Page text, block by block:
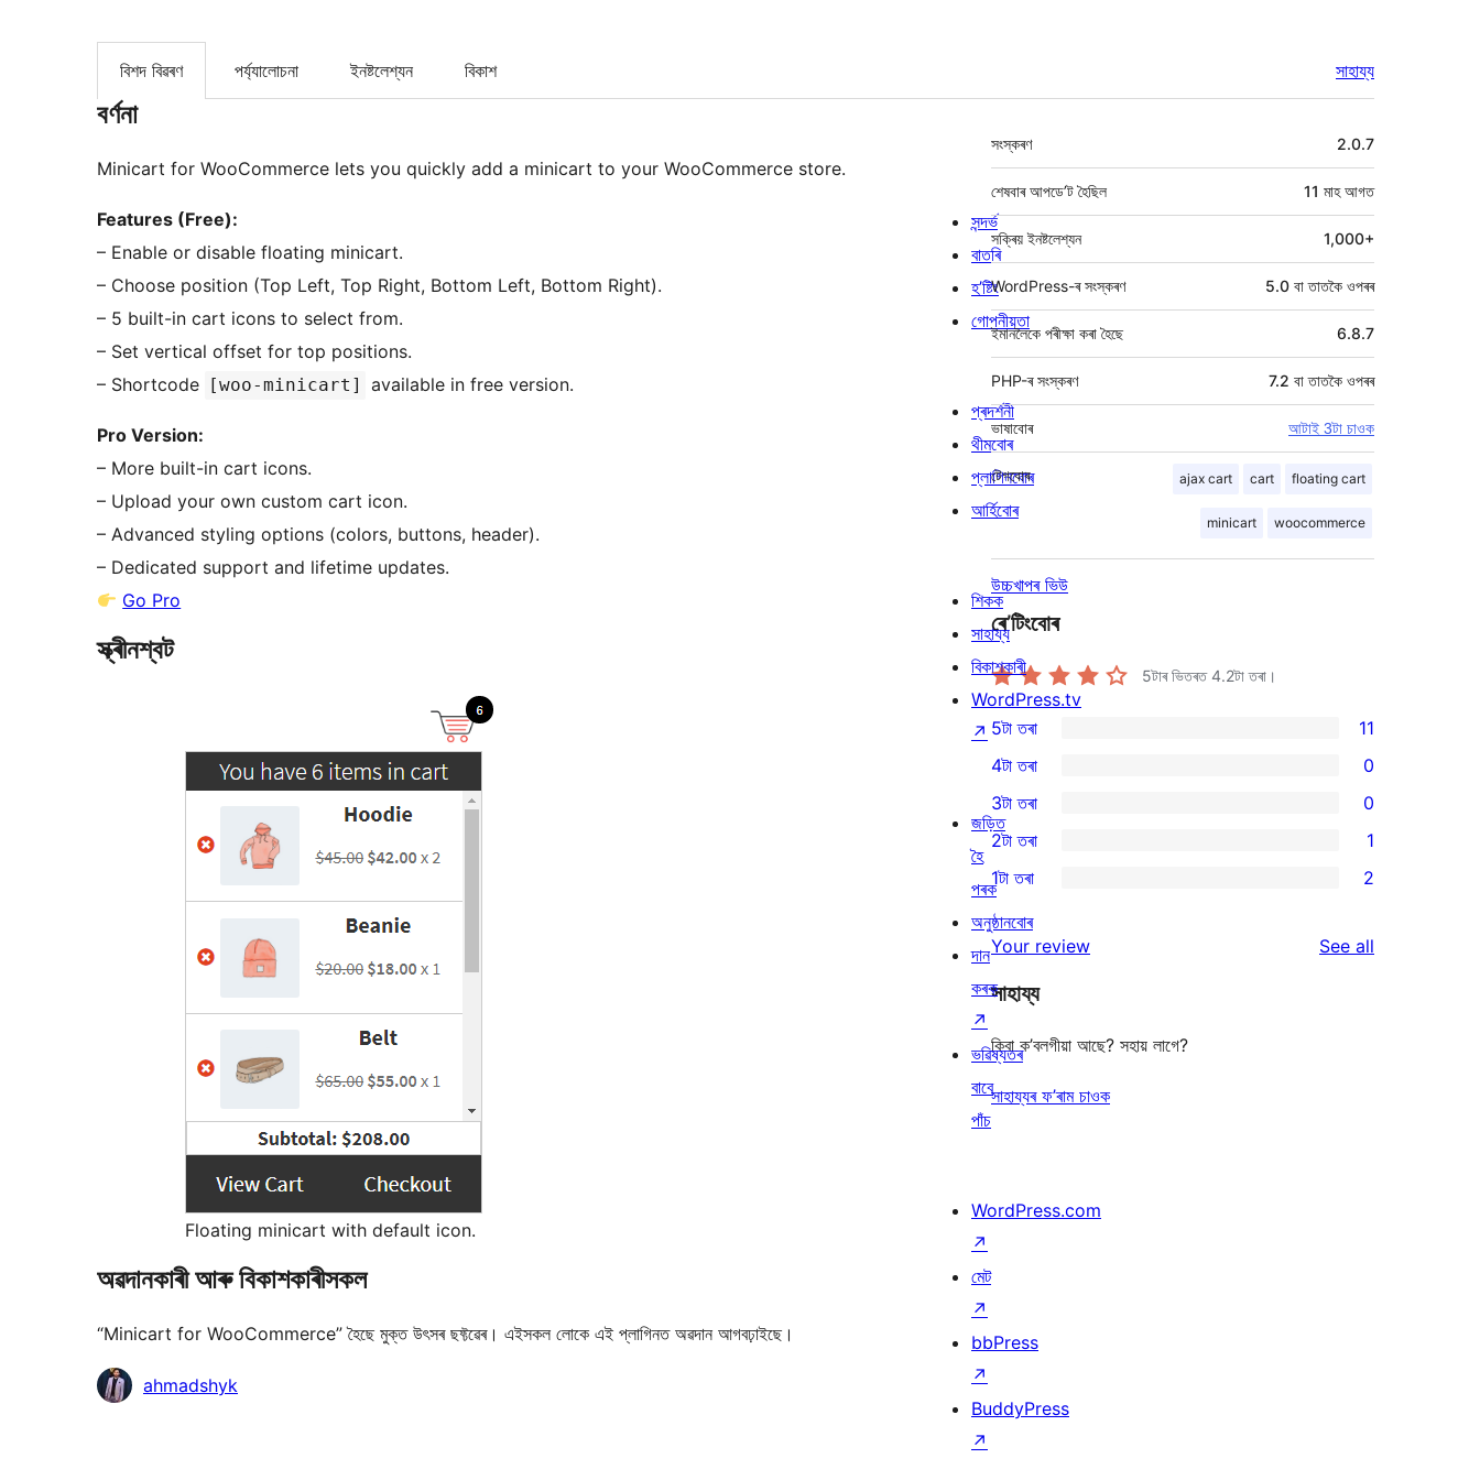
বিশদ বিৱৰণ পৰ্য্যালোচনা ইনষ্টলেশ্যন বিকাশ সাহায্য
বৰ্ণনা
Minicart for WooCommerce lets you quickly add a minicart to your WooCommerce store.
Features (Free):
– Enable or disable floating minicart.
– Choose position (Top Left, Top Right, Bottom Left, Bottom Right).
– 5 built-in cart icons to select from.
– Set vertical offset for top positions.
– Shortcode
[woo-minicart] available in free version.
Pro Version:
– More built-in cart icons.
– Upload your own custom cart icon.
– Advanced styling options (colors, buttons, header).
– Dedicated support and lifetime updates.
Go Pro
স্ক্ৰীনশ্বট
Floating minicart with default icon.
অৱদানকাৰী আৰু বিকাশকাৰীসকল
“Minicart for WooCommerce” হৈছে মুক্ত উৎসৰ ছফ্টৱেৰ। এইসকল লোকে এই প্লাগিনত অৱদান আগবঢ়াইছে।
অৱদানকাৰীসকলahmadshyk
মেটা 2.0.7
সংস্কৰণ
11 মাহআগত
শেষবাৰ আপডে’ট হৈছিল
সক্ৰিয় ইনষ্টলেশ্যন 1,000+
WordPress-ৰ সংস্কৰণ 5.0 বা তাতকৈ ওপৰৰ
ইমানলৈকে পৰীক্ষা কৰা হৈছে 6.8.7
PHP-ৰ সংস্কৰণ 7.2 বা তাতকৈ ওপৰৰ
ভাষাবোৰ আটাই 3টা চাওক
ajax cart cart floating cart
minicart woocommerce
টেগবোৰ
উচ্চখাপৰ ভিউ
ৰে’টিংবোৰ
5টাৰ ভিতৰত4.2টা তৰা।
11
5-
star
reviews
5টা তৰা 11
4-
star
reviews
4টা তৰা 0
0
3-
star
reviews
3টা তৰা 0
2-
star
review
2টা তৰা 1
2
1-
star
reviews
1টা তৰা 2
Your review See all
সাহায্য
কিবা ক’বলগীয়া আছে? সহায় লাগে?
সাহায্যৰ ফ’ৰাম চাওক
সন্দৰ্ভ
বাতৰি
হ’ষ্টিং
গোপনীয়তা
প্ৰদৰ্শনী
থীমবোৰ
প্লাগিনবোৰ
আৰ্হিবোৰ
শিকক
সাহায্য
বিকাশকাৰী
WordPress.tv
↗
জড়িত
হৈ
পৰক
অনুষ্ঠানবোৰ
দান
কৰক
↗
ভৱিষ্যতৰ
বাবে
পাঁচ
WordPress.com
↗
মেট
↗
bbPress
↗
BuddyPress
↗